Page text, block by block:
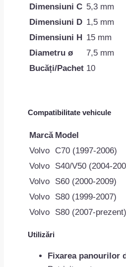
Dimensiuni C 5,3 mm
Dimensiuni D 1,5 mm
Dimensiuni H 15 mm
Diametru ø
7,5 mm
Bucăți/Pachet 10
Compatibilitate vehicule
Marcă Model
Volvo
C70 (1997-2006)
Volvo
S40/V50 (2004-
Volvo
S60 (2000-2009)
Volvo
S80 (1999-2007)
Volvo
S80 (2007-prezent)
Utilizări
Fixarea panourilor